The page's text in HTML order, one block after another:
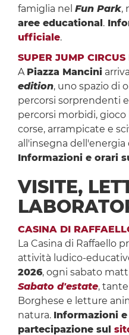
famiglia nel Fun Park,
aree educational .
ufficiale.
SUPER JUMP CIRCUS
A Piazza Manciniarriva
edition, uno spazio di
percorsi sorprendenti
percorsi morbidi, gioco
corse, arrampicate e
all'insegna
Informazioni e orari
VISITE,
CASINA DI
La Casina di Raffaello
attività ludico-
2026, ogni sabato
Sabato d'estate,
Borghese e letture
natura. Informazioni
partecipazione sul